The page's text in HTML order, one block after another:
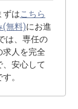
ずはこちら
(無料)にお進
は、専任の
求人を完全
、安心して
。